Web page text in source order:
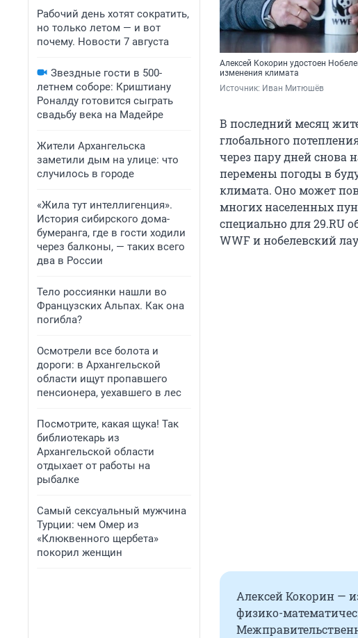
Рабочий день хотят сократить,
но только летом — и вот
почему. Новости 7 августа
Звездные гости в 500-
летнем соборе: Криштиану
Роналду готовится сыграть
свадьбу века на Мадейре
Жители Архангельска
заметили дым на улице: что
случилось в городе
«Жила тут интеллигенция».
История сибирского дома-
бумеранга, где в гости ходили
через балконы, — таких всего
два в России
Тело россиянки нашли во
Французских Альпах. Как она
погибла?
Осмотрели все болота и
дороги: в Архангельской
области ищут пропавшего
пенсионера, уехавшего в лес
Посмотрите, какая щука! Так
библиотекарь из
Архангельской области
отдыхает от работы на
рыбалке
Самый сексуальный мужчина
Турции: чем Омер из
«Клюквенного щербета»
покорил женщин
Алексей Кокорин удостоен
изменения климата
Источник: Иван Митюшёв
В последний месяц
глобального
через пару дней снова
перемены погоды в
климата. Оно может
многих населенных
специально для 29.RU
WWF и нобелевский
Алексей Кокорин —
физико-